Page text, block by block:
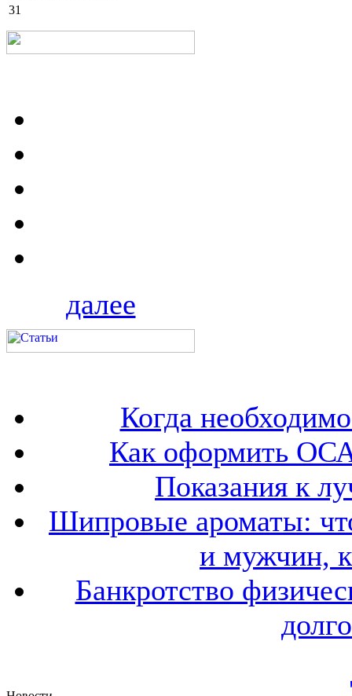
31
далее
Когда
Как оформить
Показания к
Шипровые ароматы:
и мужчин,
Банкротство